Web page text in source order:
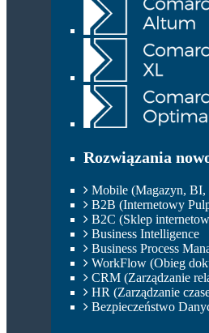
Rozwiązania
Mobile (Magazyn, BI,
B2B (Internetowy
B2C (Sklep
Business Intelligence
Business Process
WorkFlow (Obieg
CRM (Zarządzanie
HR (Zarządzanie
Bezpieczeństwo